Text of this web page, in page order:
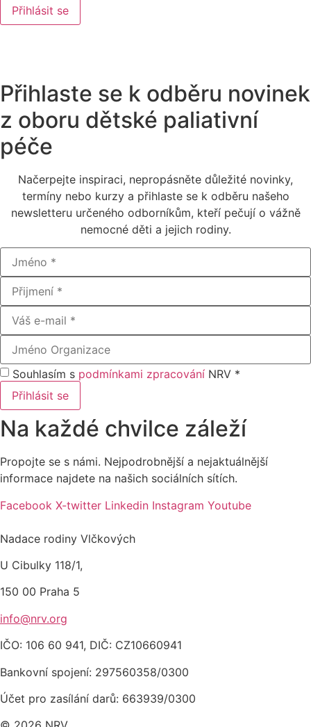
Přihlásit se
Přihlaste se k odběru novinek
z oboru dětské paliativní
péče
Načerpejte inspiraci, nepropásněte důležité novinky,
termíny nebo kurzy a přihlaste se k odběru našeho
newsletteru určeného odborníkům, kteří pečují o vážně
nemocné děti a jejich rodiny.
Souhlasím s podmínkami zpracování NRV *
Přihlásit se
Na každé chvilce záleží
Propojte se s námi. Nejpodrobnější a nejaktuálnější
informace najdete na našich sociálních sítích.
Facebook X-twitter Linkedin Instagram Youtube
Nadace rodiny Vlčkových
U Cibulky 118/1,
150 00 Praha 5
info@nrv.org
IČO: 106 60 941, DIČ: CZ10660941
Bankovní spojení: 297560358/0300
Účet pro zasílání darů: 663939/0300